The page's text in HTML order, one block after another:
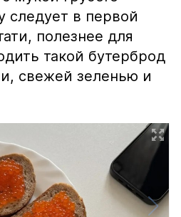
следует в первой
полезнее для
такой бутерброд
свежей зеленью и